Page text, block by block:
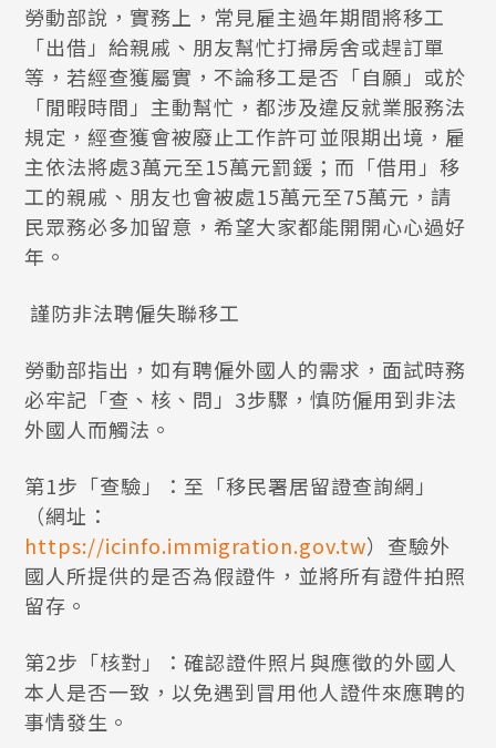
勞動部說，實務上，常見雇主過年期間將移工
「出借」給親戚、朋友幫忙打掃房舍或趕訂單
等，若經查獲屬實，不論移工是否「自願」或於
「閒暇時間」主動幫忙，都涉及違反就業服務法
規定，經查獲會被廢止工作許可並限期出境，雇
主依法將處3萬元至15萬元罰鍰；而「借用」移
工的親戚、朋友也會被處15萬元至75萬元，請
民眾務必多加留意，希望大家都能開開心心過好
年。
謹防非法聘僱失聯移工
勞動部指出，如有聘僱外國人的需求，面試時務
必牢記「查、核、問」3步驟，慎防僱用到非法
外國人而觸法。
第1步「查驗」：至「移民署居留證查詢網」
（網址：
https://icinfo.immigration.gov.tw）查驗外
國人所提供的是否為假證件，並將所有證件拍照
留存。
第2步「核對」：確認證件照片與應徵的外國人
本人是否一致，以免遇到冒用他人證件來應聘的
事情發生。